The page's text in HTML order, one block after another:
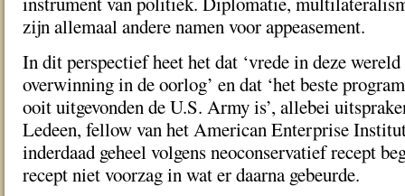
zijn allemaal andere namen voor appeasement.
In dit perspectief heet het dat ‘vrede in deze
overwinning in de oorlog’ en dat ‘het beste
ooit uitgevonden d e U.S. Army is’, allebei
Ledeen, fellow van het American Enterprise
inderdaad geheel volgens neoconservatief recept
recept niet voorzag in wat er daarna gebeurde.